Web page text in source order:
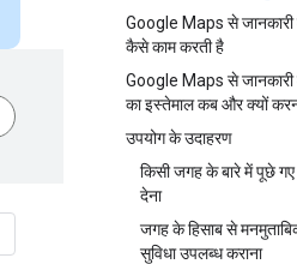
Google Maps से जानकारी
कैसे काम करती है
Google Maps से जानकारी
का इस्तेमाल कब और क्यों
उपयोग के उदाहरण
किसी जगह के बारे में पूछे
देना
जगह के हिसाब से
सुविधा उपलब्ध कराना